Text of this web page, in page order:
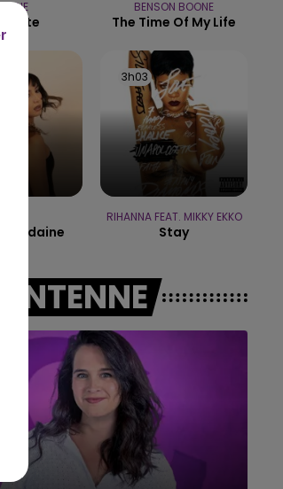
END CHAMPAGNE FM
Faute
BENSON BOONE
The Time Of My Life
Mondaine
3h03
3h03
RIHANNA FEAT. MIKKY EKKO
Stay